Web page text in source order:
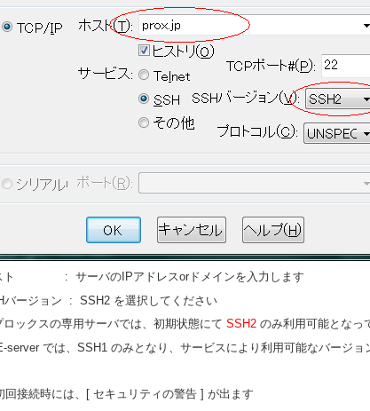
ト : サーバのIPアドレスorドメインを入力します
バージョン : SSH2 を選択してください
ックスの専用サーバでは、初期状態にて SSH2のみ利用可能となっ
では、SSH1 のみとなり、サービスにより利用可能なバージョ
回接続時には、[ セキュリティの警告 ] が出ます